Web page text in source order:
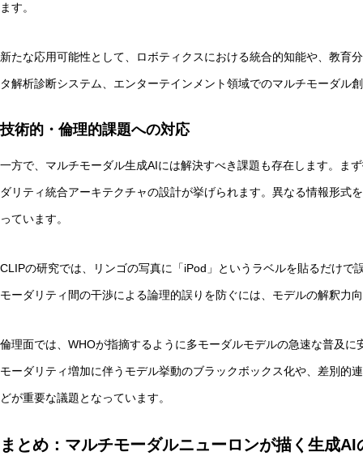
ます。
新たな応用可能性として、ロボティクスにおける統合的知能や、教育
タ解析診断システム、エンターテインメント領域でのマルチモーダル
技術的・倫理的課題への対応
一方で、マルチモーダル生成AIには解決すべき課題も存在します。ま
ダリティ統合アーキテクチャの設計が挙げられます。異なる情報形式
っています。
CLIPの研究では、リンゴの写真に「iPod」というラベルを貼るだけで
モーダリティ間の干渉による論理的誤りを防ぐには、モデルの解釈力
倫理面では、WHOが指摘するように多モーダルモデルの急速な普及
モーダリティ増加に伴うモデル挙動のブラックボックス化や、差別的
どが重要な議題となっています。
まとめ：マルチモーダルニューロンが描く生成AI